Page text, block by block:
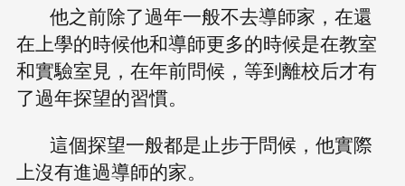
他之前除了過年一般不去導師家，在還
在上學的時候他和導師更多的時候是在教室
和實驗室見，在年前問候，等到離校后才有
了過年探望的習慣。
這個探望一般都是止步于問候，他實際
上沒有進過導師的家。